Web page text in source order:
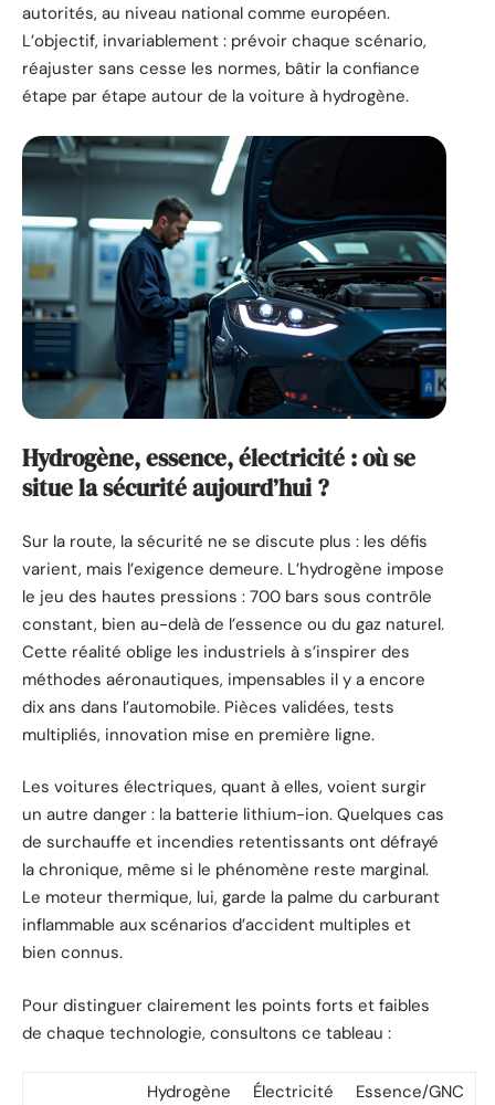
autorités, au niveau national comme européen.
L’objectif, invariablement : prévoir chaque scénario,
réajuster sans cesse les normes, bâtir la confiance
étape par étape autour de la voiture à hydrogène.
Hydrogène, essence, électricité : où se
situe la sécurité aujourd’hui ?
Sur la route, la sécurité ne se discute plus : les défis
varient, mais l’exigence demeure. L’hydrogène impose
le jeu des hautes pressions : 700 bars sous contrôle
constant, bien au-delà de l’essence ou du gaz naturel.
Cette réalité oblige les industriels à s’inspirer des
méthodes aéronautiques, impensables il y a encore
dix ans dans l’automobile. Pièces validées, tests
multipliés, innovation mise en première ligne.
Les voitures électriques, quant à elles, voient surgir
un autre danger : la batterie lithium-ion. Quelques cas
de surchauffe et incendies retentissants ont défrayé
la chronique, même si le phénomène reste marginal.
Le moteur thermique, lui, garde la palme du carburant
inflammable aux scénarios d’accident multiples et
bien connus.
Pour distinguer clairement les points forts et faibles
de chaque technologie, consultons ce tableau :
Hydrogène Électricité Essence/GNC